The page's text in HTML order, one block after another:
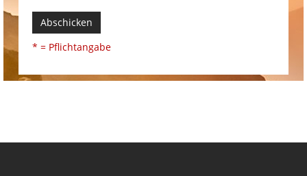
Abschicken
* = Pflichtangabe